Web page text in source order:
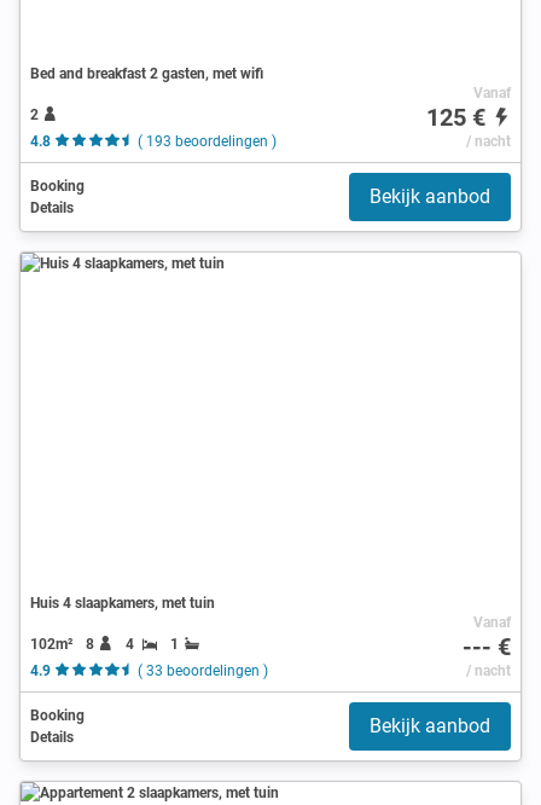
Bed and breakfast 2 gasten, met wifi
2
4.8
( 193 beoordelingen )
Vanaf
125 €
/ nacht
Booking
Details
Bekijk aanbod
Huis 4 slaapkamers, met tuin
102m² 8 4
1
4.9
( 33 beoordelingen )
Vanaf
--- €
/ nacht
Booking
Details
Bekijk aanbod